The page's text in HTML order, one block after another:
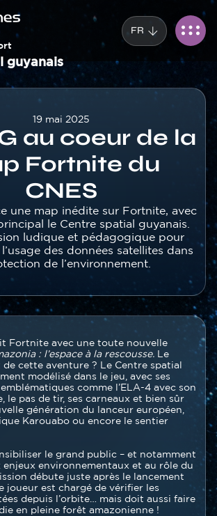
cookies
guyanais
FR
19 mai 2025
au coeur de la
Fortnite du
CNES
une map inédite sur Fortnite, avec
le Centre spatial guyanais.
ludique et pédagogique pour
des données satellites dans
de l’environnement.
Fortnite avec une toute nouvelle
: l’espace à la rescousse. Le
cette aventure ? Le Centre spatial
modélisé dans le jeu, avec ses
comme l’ELA-4 avec son
le pas de tir, ses carneaux et bien sûr
génération du lanceur européen,
Karouabo ou encore le sentier
le grand public – et notamment
enjeux environnementaux et au rôle du
débute juste après le lancement
joueur est chargé de vérifier les
depuis l’orbite… mais doit aussi faire
en pleine forêt amazonienne !